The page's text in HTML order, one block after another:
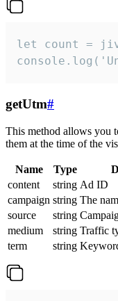
let count =
getUtm#
This method allows you
them at the time of the
Name Type
content
string Ad ID
campaign string The
source
string
medium
string Traffic
term
string